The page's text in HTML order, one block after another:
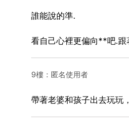
誰能說的準.
看自己心裡更偏向**吧.跟
9樓：匿名使用者
帶著老婆和孩子出去玩玩